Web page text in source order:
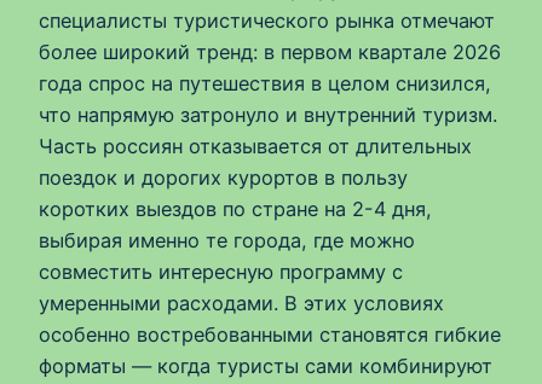
специалисты туристического рынка отмечают
более широкий тренд: в первом квартале 2026
года спрос на путешествия в целом снизился,
что напрямую затронуло и внутренний туризм.
Часть россиян отказывается от длительных
поездок и дорогих курортов в пользу
коротких выездов по стране на 2-4 дня,
выбирая именно те города, где можно
совместить интересную программу с
умеренными расходами. В этих условиях
особенно востребованными становятся гибкие
форматы — когда туристы сами комбинируют